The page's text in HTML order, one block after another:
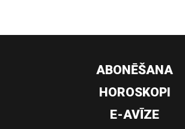
ABONĒŠANA
HOROSKOPI
E-AVĪZE